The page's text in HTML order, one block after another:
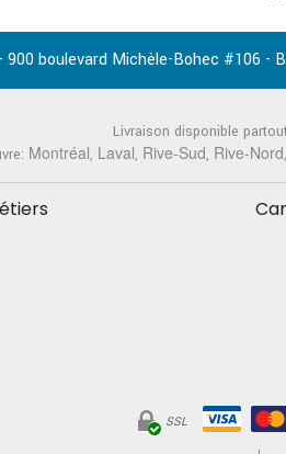
900 boulevard Michèle-Bohec #106 -
Livraison disponible
Montréal, Laval, Rive-Sud, Rive-Nord,
SSL